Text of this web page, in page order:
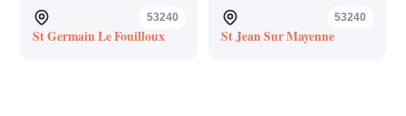
53240
St Germain Le Fouilloux
53240
St Jean Sur Mayenne